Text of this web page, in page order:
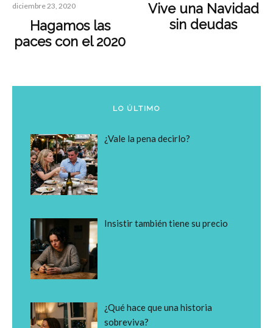
diciembre 23, 2020
Hagamos las
paces con el 2020
Vive una Navidad
sin deudas
LO ÚLTIMO
¿Vale la pena decirlo?
Insistir también tiene su precio
¿Qué hace que una historia
sobreviva?